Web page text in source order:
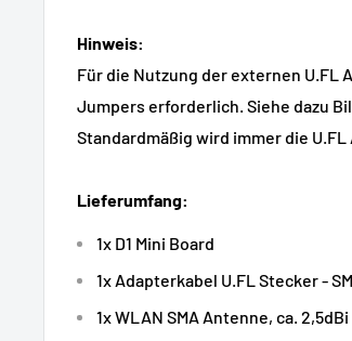
Hinweis:
Für die Nutzung der externen U.FL
Jumpers erforderlich. Siehe dazu
Standardmäßig wird immer die
Lieferumfang:
1x D1 Mini Board
1x Adapterkabel U.FL Stecker -
1x WLAN SMA Antenne, ca. 2,5dBi